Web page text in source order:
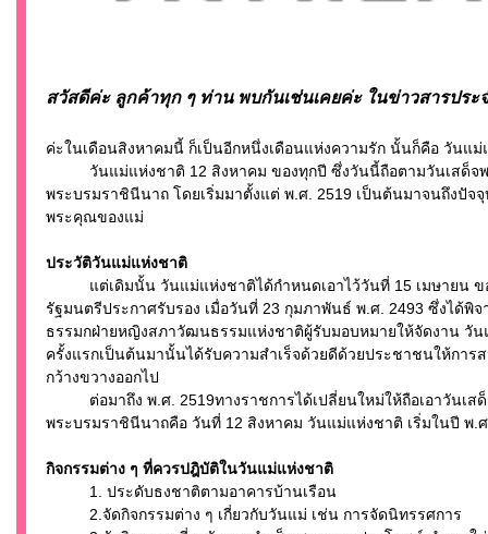
สวัสดีค่ะ ลูกค้าทุก ๆ ท่าน พบกันเช่นเคยค่ะ ในข่าวสารประ
ค่ะในเดือนสิงหาคมนี้ ก็เป็นอีกหนึ่งเดือนแห่งความรัก นั้นก็คือ วันแม่
วันแม่แห่งชาติ 12 สิงหาคม ของทุกปี ซึ่งวันนี้ถือตามวันเสด็จพ
พระบรมราชินีนาถ โดยเริ่มมาตั้งแต่ พ.ศ. 2519 เป็นต้นมาจนถึงปัจ
พระคุณของแม่
ประวัติวันแม่แห่งชาติ
แต่เดิมนั้น วันแม่แห่งชาติได้กำหนดเอาไว้วันที่ 15 เมษายน ข
รัฐมนตรีประกาศรับรอง เมื่อวันที่ 23 กุมภาพันธ์ พ.ศ. 2493 ซึ่งได้
ธรรมกฝ่ายหญิงสภาวัฒนธรรมแห่งชาติผู้รับมอบหมายให้จัดงาน วัน
ครั้งแรกเป็นต้นมานั้นได้รับความสำเร็จด้วยดีด้วยประชาชนให้กา
กว้างขวางออกไป
ต่อมาถึง พ.ศ. 2519ทางราชการได้เปลี่ยนใหม่ให้ถือเอาวันเสด็
พระบรมราชินีนาถคือ วันที่ 12 สิงหาคม วันแม่แห่งชาติ เริ่มในปี พ.
กิจกรรมต่าง ๆ ที่ควรปฎิบัติในวันแม่แห่งชาติ
1. ประดับธงชาติตามอาคารบ้านเรือน
2.จัดกิจกรรมต่าง ๆ เกี่ยวกับวันแม่ เช่น การจัดนิทรรศการ